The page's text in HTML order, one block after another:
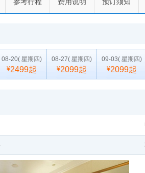
08-20( 星期四)
¥2499起
08-27( 星期四)
¥2099起
09-03( 星期四)
¥2099起